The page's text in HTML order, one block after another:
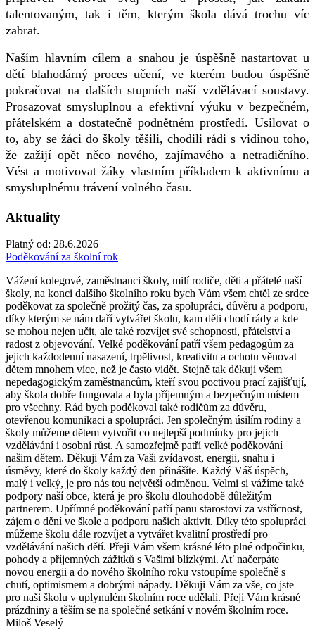
talentovaným, tak i těm, kterým škola dává trochu víc
zabrat.
Naším hlavním cílem a snahou je úspěšně nastartovat u
dětí blahodárný proces učení, ve kterém budou úspěšně
pokračovat na dalších stupních naší vzdělávací soustavy.
Prosazovat smysluplnou a efektivní výuku v bezpečném,
přátelském a dostatečně podnětném prostředí. Usilovat o
to, aby se žáci do školy těšili, chodili rádi s vidinou toho,
že zažijí opět něco nového, zajímavého a netradičního.
Vést a motivovat žáky vlastním příkladem k aktivnímu a
smysluplnému trávení volného času.
Aktuality
Platný od: 28.6.2026
Poděkování za školní rok
Vážení kolegové, zaměstnanci školy, milí rodiče, děti a přátelé naší
školy, na konci dalšího školního roku bych Vám všem chtěl ze srdce
poděkovat za společně prožitý čas, za spolupráci, důvěru a podporu,
díky kterým se nám daří vytvářet školu, kam děti chodí rády a kde
se mohou nejen učit, ale také rozvíjet své schopnosti, přátelství a
radost z objevování. Velké poděkování patří všem pedagogům za
jejich každodenní nasazení, trpělivost, kreativitu a ochotu věnovat
dětem mnohem více, než je často vidět. Stejně tak děkuji všem
nepedagogickým zaměstnancům, kteří svou poctivou prací zajišťují,
aby škola dobře fungovala a byla příjemným a bezpečným místem
pro všechny. Rád bych poděkoval také rodičům za důvěru,
otevřenou komunikaci a spolupráci. Jen společným úsilím rodiny a
školy můžeme dětem vytvořit co nejlepší podmínky pro jejich
vzdělávání i osobní růst. A samozřejmě patří velké poděkování
našim dětem. Děkuji Vám za Vaši zvídavost, energii, snahu i
úsměvy, které do školy každý den přinášíte. Každý Váš úspěch,
malý i velký, je pro nás tou největší odměnou. Velmi si vážíme také
podpory naší obce, která je pro školu dlouhodobě důležitým
partnerem. Upřímné poděkování patří panu starostovi za vstřícnost,
zájem o dění ve škole a podporu našich aktivit. Díky této spolupráci
můžeme školu dále rozvíjet a vytvářet kvalitní prostředí pro
vzdělávání našich dětí. Přeji Vám všem krásné léto plné odpočinku,
pohody a příjemných zážitků s Vašimi blízkými. Ať načerpáte
novou energii a do nového školního roku vstoupíme společně s
chutí, optimismem a dobrými nápady. Děkuji Vám za vše, co jste
pro naši školu v uplynulém školním roce udělali. Přeji Vám krásné
prázdniny a těším se na společné setkání v novém školním roce.
Miloš Veselý